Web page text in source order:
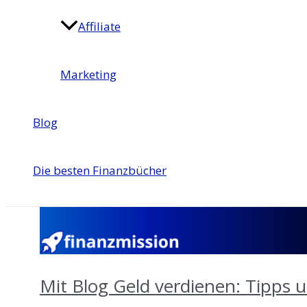
Affiliate
Marketing
Blog
Die besten Finanzbücher
Mit Blog Geld verdienen: Tipps